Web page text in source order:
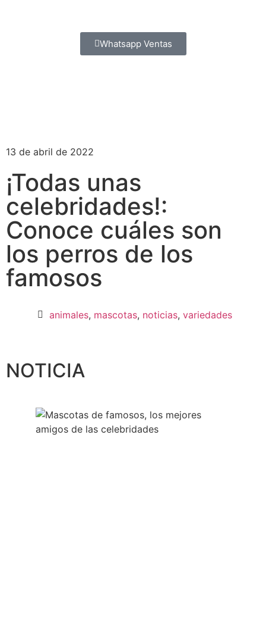
Whatsapp Ventas
13 de abril de 2022
¡Todas unas
celebridades!:
Conoce cuáles son
los perros de los
famosos
animales, mascotas, noticias, variedades
NOTICIA